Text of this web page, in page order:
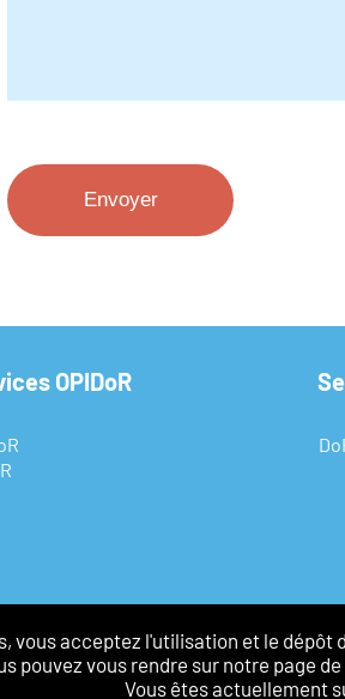
OPIDoR
vous acceptez l'utilisation et le
pouvez vous rendre sur notre page
Vous êtes actuellement